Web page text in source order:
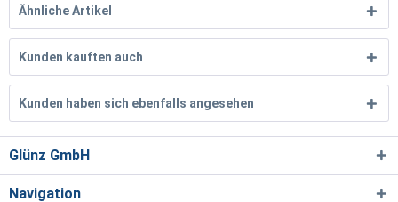
Ähnliche Artikel
Kunden kauften auch
Kunden haben sich ebenfalls angesehen
Glünz GmbH
Navigation